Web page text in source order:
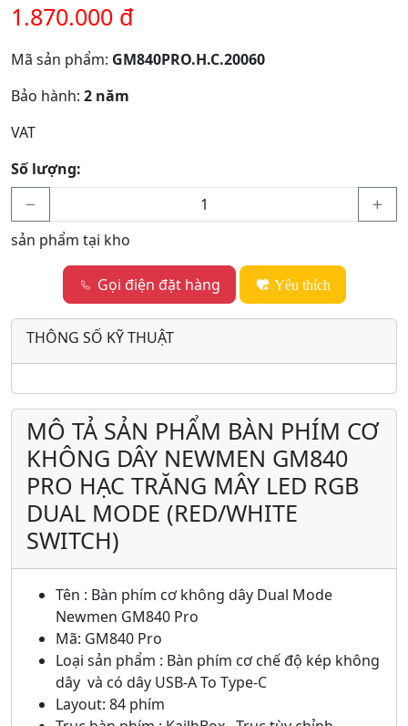
1.870.000 đ
Mã sản phẩm: GM840PRO.H.C.20060
Bảo hành: 2 năm
VAT
Số lượng:
sản phẩm tại kho
Gọi điện đặt hàng Yêu thích
THÔNG SỐ KỸ THUẬT
MÔ TẢ SẢN PHẨM BÀN PHÍM CƠ
KHÔNG DÂY NEWMEN GM840
PRO HẠC TRĂNG MÂY LED RGB
DUAL MODE (RED/WHITE
SWITCH)
Tên : Bàn phím cơ không dây Dual Mode
Newmen GM840 Pro
Mã: GM840 Pro
Loại sản phẩm : Bàn phím cơ chế độ kép không
dây và có dây USB-A To Type-C
Layout: 84 phím